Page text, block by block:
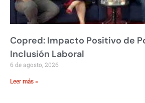
Copred: Impacto Positivo de
Inclusión Laboral
6 de agosto, 2026
Leer más »